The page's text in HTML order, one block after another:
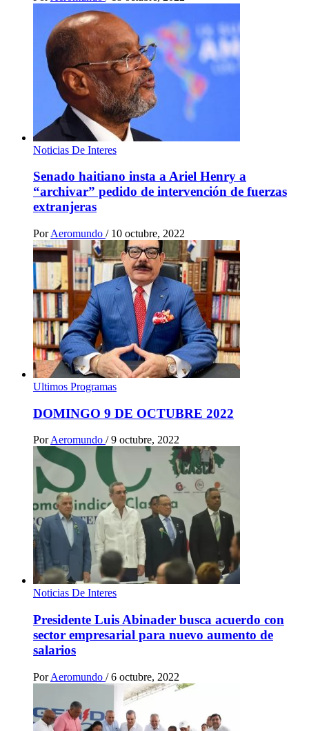
Noticias De Interes
Senado haitiano insta a Ariel Henry a
“archivar” pedido de intervención de fuerzas
extranjeras
Por Aeromundo / 10 octubre, 2022
Ultimos Programas
DOMINGO 9 DE OCTUBRE 2022
Por Aeromundo / 9 octubre, 2022
Noticias De Interes
Presidente Luis Abinader busca acuerdo con
sector empresarial para nuevo aumento de
salarios
Por Aeromundo / 6 octubre, 2022